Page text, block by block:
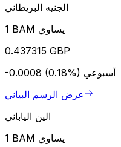
الجنيه البريطاني
1 BAM يساوي
0.437315 GBP
-0.0008 (0.18%) أسبوعي
عرض الرسم البياني
الين الياباني
1 BAM يساوي